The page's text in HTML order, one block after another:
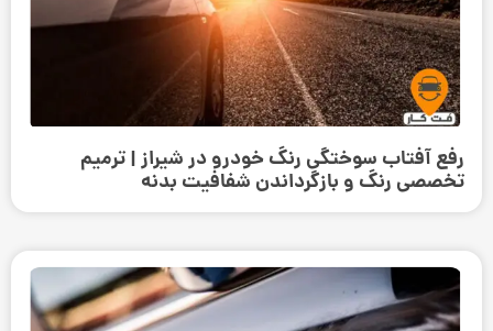
رفع آفتاب سوختگی رنگ خودرو در شیراز | ترمیم
تخصصی رنگ و بازگرداندن شفافیت بدنه